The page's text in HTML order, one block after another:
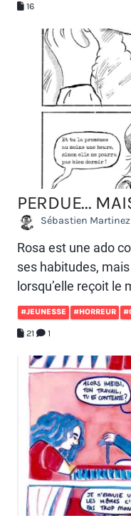
16
PERDUE...
Sébastien Martinez
Rosa est une ado
ses habitudes,
lorsqu’elle reçoit le
#JEUNESSE #HORREUR
21 1